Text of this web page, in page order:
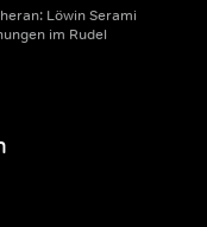
Löwin Serami
im Rudel